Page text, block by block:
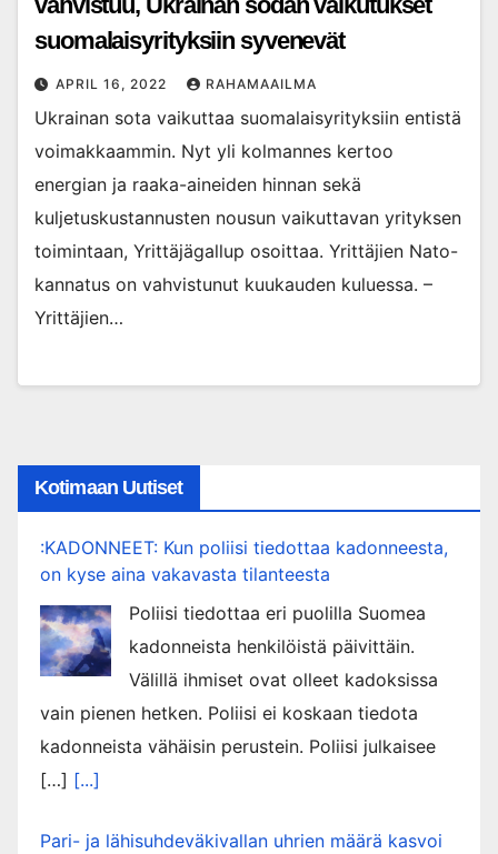
suomalaisyrityksiin syvenevät
APRIL 16, 2022 RAHAMAAILMA
Ukrainan sota vaikuttaa suomalaisyrityksiin entistä
voimakkaammin. Nyt yli kolmannes kertoo
energian ja raaka-aineiden hinnan sekä
kuljetuskustannusten nousun vaikuttavan yrityksen
toimintaan, Yrittäjägallup osoittaa. Yrittäjien Nato-
kannatus on vahvistunut kuukauden kuluessa. –
Yrittäjien…
Kotimaan Uutiset
:KADONNEET: Kun poliisi tiedottaa kadonneesta,
on kyse aina vakavasta tilanteesta
Poliisi tiedottaa eri puolilla Suomea
kadonneista henkilöistä päivittäin.
Välillä ihmiset ovat olleet kadoksissa
vain pienen hetken. Poliisi ei koskaan tiedota
kadonneista vähäisin perustein. Poliisi julkaisee
[…] [...]
Pari- ja lähisuhdeväkivallan uhrien määrä kasvoi